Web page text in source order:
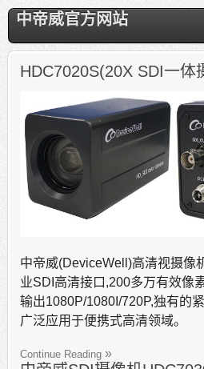
中帝威官方网站
HDC7020S(20X SDI一体
中帝威(DeviceWell)高清视摄像
业SDI高清接口,200多万有效像
输出1080P/1080I/720P,独有的
广泛应用于便携式高清领域。
Continue Reading